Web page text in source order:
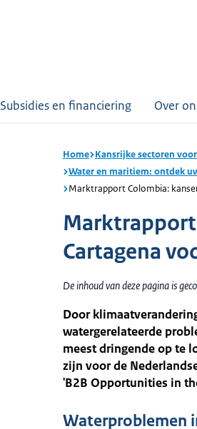
Subsidies en financiering Over
Home Kansrijke sectoren
Water en maritiem: ontdek
Marktrapport Colombia:
Cartagena
De inhoud van deze pagina is
Door
watergerelateerde
meest dringende op te
zijn voor de
'B2B Opportunities in
Waterproblemen